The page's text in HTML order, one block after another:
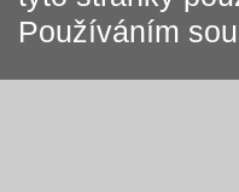
Používáním